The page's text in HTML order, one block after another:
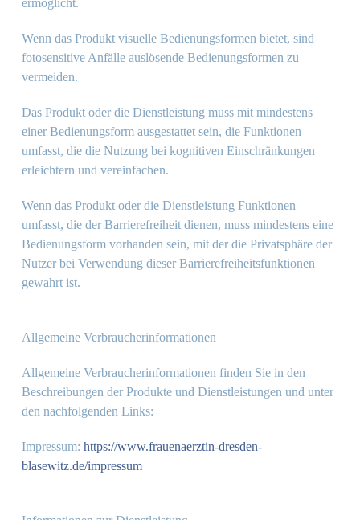
ermöglicht.
Wenn das Produkt visuelle Bedienungsformen bietet, sind
fotosensitive Anfälle auslösende Bedienungsformen zu
vermeiden.
Das Produkt oder die Dienstleistung muss mit mindestens
einer Bedienungsform ausgestattet sein, die Funktionen
umfasst, die die Nutzung bei kognitiven Einschränkungen
erleichtern und vereinfachen.
Wenn das Produkt oder die Dienstleistung Funktionen
umfasst, die der Barrierefreiheit dienen, muss mindestens eine
Bedienungsform vorhanden sein, mit der die Privatsphäre der
Nutzer bei Verwendung dieser Barrierefreiheitsfunktionen
gewahrt ist.
Allgemeine Verbraucherinformationen
Allgemeine Verbraucherinformationen finden Sie in den
Beschreibungen der Produkte und Dienstleistungen und unter
den nachfolgenden Links:
Impressum: https://www.frauenaerztin-dresden-
blasewitz.de/impressum